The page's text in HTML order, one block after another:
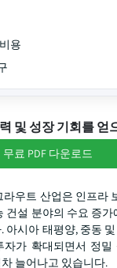
용
및 성장 기회를 얻
무료 PDF 다운로드
라우트 산업은 인프라
건설 분야의 수요 증가
아시아 태평양, 중동
자가 확대되면서 정밀
늘어나고 있습니다.